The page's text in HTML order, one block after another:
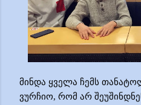
მინდა ყველა ჩემს
ვურჩიო, რომ არ